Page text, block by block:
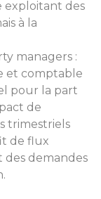
exploitant des
à la
managers :
et comptable
pour la part
de
trimestriels
de flux
des demandes